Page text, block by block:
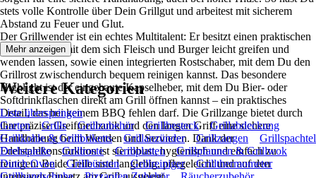
stets volle Kontrolle über Dein Grillgut und arbeitest mit sicherem
Abstand zu Feuer und Glut.
Der Grillwender ist ein echtes Multitalent: Er besitzt einen praktischen
Wellenschliff, mit dem sich Fleisch und Burger leicht greifen und
wenden lassen, sowie einen integrierten Rostschaber, mit dem Du den
Grillrost zwischendurch bequem reinigen kannst. Das besondere
Highlight ist der eingebaute Kapselheber, mit dem Du Bier- oder
Softdrinkflaschen direkt am Grill öffnen kannst – ein praktisches
Detail, das bei keinem BBQ fehlen darf. Die Grillzange bietet durch
ihre präzise Greifmechanik und den langen Griff eine sichere
Handhabung beim Wenden und Servieren. Dank der
Edelstahlkonstruktion ist sie robust, hygienisch und einfach zu
reinigen. Beide Teile sind langlebig, pflegeleicht und auf den
Mehr anzeigen
Weitere Kategorien
Liste überspringen
Garten
Grills Grillzubehör Grillbesteck
Grillabdeckung
Grillkohle & Grillbriketts
Grillanzünder Grillzangen
Grillspachtel
Drehspieße
Grillroste Grillplatten
Grillpfannen & Grillwok
Dutch Oven
Grillbürsten Grillreiniger
Grillthermometer